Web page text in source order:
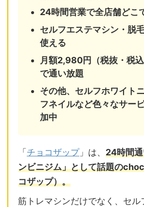
24時間営業で全店舗どこ
セルフエステマシン・脱
使える
月額2,980円（税抜・税
で通い放題
その他、セルフホワイト
フネイルなど色々なサー
加中
「 チョコザップ」は、 24時間
ンビニジム」として話題の
コザップ）。
筋トレマシンだけでなく、セル